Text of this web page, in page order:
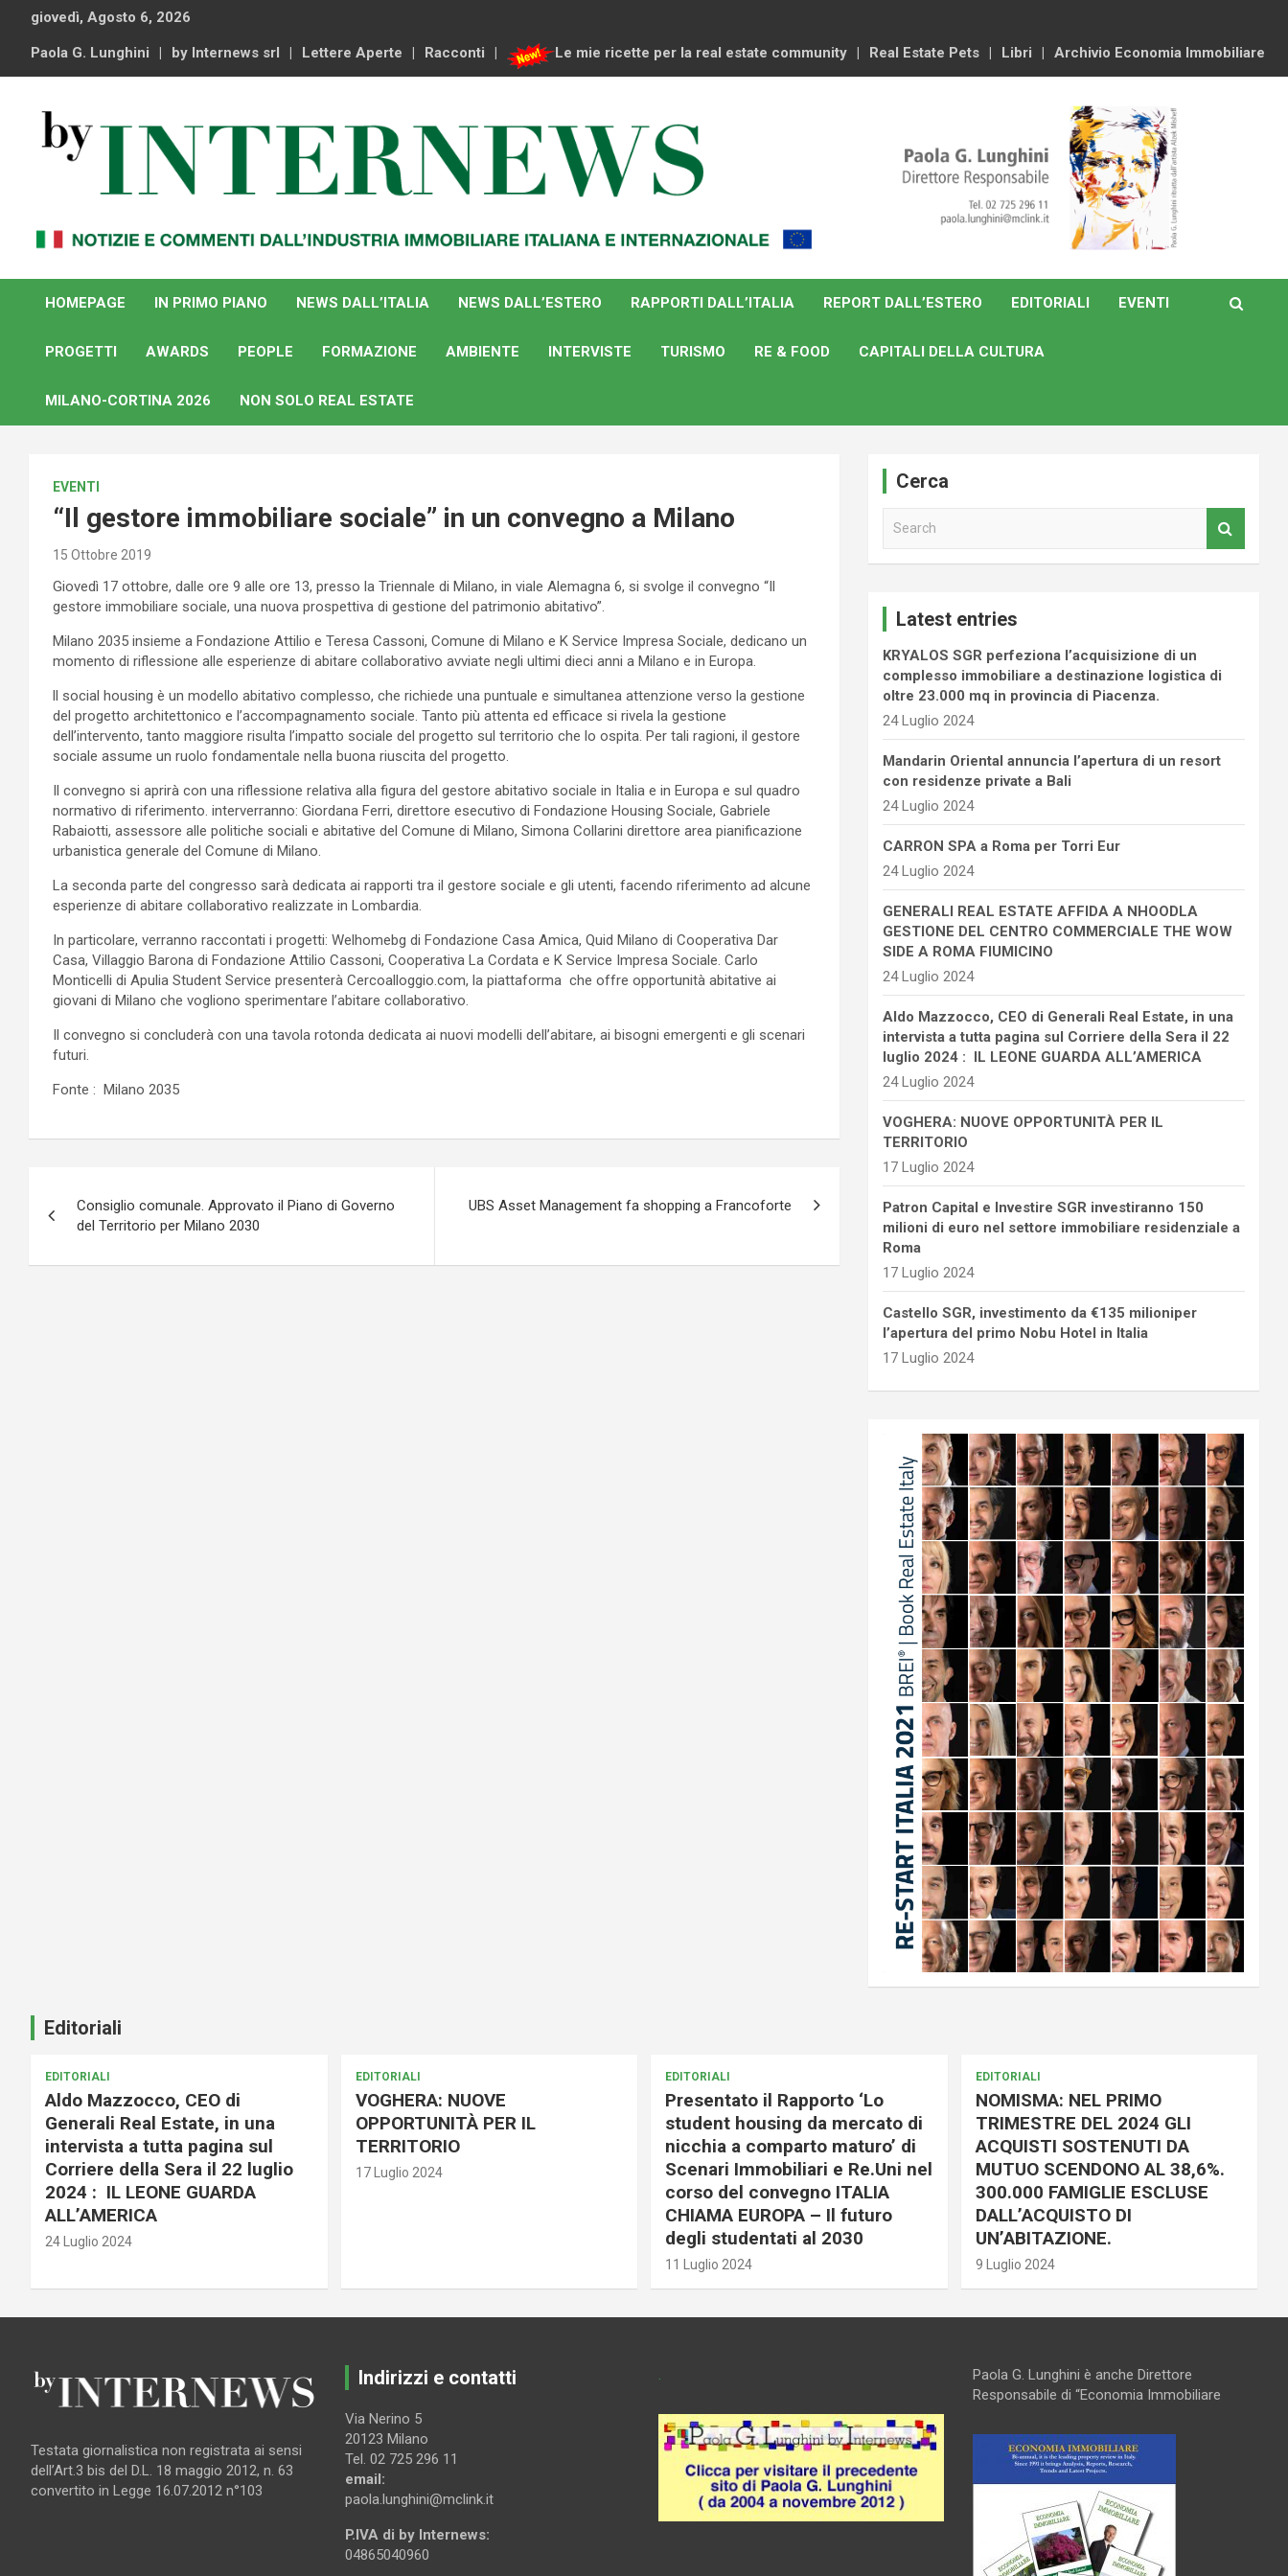
content
giovedì, Agosto 6, 2026
Paola G. Lunghini by Internews srl Lettere Aperte Racconti Le mie ricette per la real estate community Real Estate Pets Libri Archivio Economia Immobiliare
By Internews
internazionale
HOMEPAGE
IN PRIMO PIANO NEWS DALL’ITALIA NEWS DALL’ESTERO RAPPORTI DALL’ITALIA REPORT DALL’ESTERO EDITORIALI EVENTI
PROGETTI AWARDS PEOPLE FORMAZIONE AMBIENTE INTERVISTE TURISMO RE & FOOD CAPITALI DELLA CULTURA
MILANO-CORTINA 2026 NON SOLO REAL ESTATE
EVENTI
“Il gestore immobiliare sociale” in un convegno a Milano
15 Ottobre 2019
Giovedì 17 ottobre, dalle ore 9 alle ore 13, presso la Triennale di Milano, in viale Alemagna 6, si svolge il convegno “Il
gestore immobiliare sociale, una nuova prospettiva di gestione del patrimonio abitativo”.
Milano 2035 insieme a Fondazione Attilio e Teresa Cassoni, Comune di Milano e K Service Impresa Sociale, dedicano un
momento di riflessione alle esperienze di abitare collaborativo avviate negli ultimi dieci anni a Milano e in Europa.
ll social housing è un modello abitativo complesso, che richiede una puntuale e simultanea attenzione verso la gestione
del progetto architettonico e l’accompagnamento sociale. Tanto più attenta ed efficace si rivela la gestione
dell’intervento, tanto maggiore risulta l’impatto sociale del progetto sul territorio che lo ospita. Per tali ragioni, il gestore
sociale assume un ruolo fondamentale nella buona riuscita del progetto.
Il convegno si aprirà con una riflessione relativa alla figura del gestore abitativo sociale in Italia e in Europa e sul quadro
normativo di riferimento. interverranno: Giordana Ferri, direttore esecutivo di Fondazione Housing Sociale, Gabriele
Rabaiotti, assessore alle politiche sociali e abitative del Comune di Milano, Simona Collarini direttore area pianificazione
urbanistica generale del Comune di Milano.
La seconda parte del congresso sarà dedicata ai rapporti tra il gestore sociale e gli utenti, facendo riferimento ad alcune
esperienze di abitare collaborativo realizzate in Lombardia.
In particolare, verranno raccontati i progetti: Welhomebg di Fondazione Casa Amica, Quid Milano di Cooperativa Dar
Casa, Villaggio Barona di Fondazione Attilio Cassoni, Cooperativa La Cordata e K Service Impresa Sociale. Carlo
Monticelli di Apulia Student Service presenterà Cercoalloggio.com, la piattaforma che offre opportunità abitative ai
giovani di Milano che vogliono sperimentare l’abitare collaborativo.
Il convegno si concluderà con una tavola rotonda dedicata ai nuovi modelli dell’abitare, ai bisogni emergenti e gli scenari
futuri.
Fonte : Milano 2035
articoli
Consiglio comunale. Approvato il Piano di Governo
del Territorio per Milano 2030
UBS Asset Management fa shopping a Francoforte
Cerca
Latest entries
KRYALOS SGR perfeziona l’acquisizione di un
complesso immobiliare a destinazione logistica di
oltre 23.000 mq in provincia di Piacenza.
24 Luglio 2024
Mandarin Oriental annuncia l’apertura di un resort
con residenze private a Bali
24 Luglio 2024
CARRON SPA a Roma per Torri Eur
24 Luglio 2024
GENERALI REAL ESTATE AFFIDA A NHOODLA
GESTIONE DEL CENTRO COMMERCIALE THE WOW
SIDE A ROMA FIUMICINO
24 Luglio 2024
Aldo Mazzocco, CEO di Generali Real Estate, in una
intervista a tutta pagina sul Corriere della Sera il 22
luglio 2024 : IL LEONE GUARDA ALL’AMERICA
24 Luglio 2024
VOGHERA: NUOVE OPPORTUNITÀ PER IL
TERRITORIO
17 Luglio 2024
Patron Capital e Investire SGR investiranno 150
milioni di euro nel settore immobiliare residenziale a
Roma
17 Luglio 2024
Castello SGR, investimento da €135 milioniper
l’apertura del primo Nobu Hotel in Italia
17 Luglio 2024
Editoriali
EDITORIALI
Aldo Mazzocco, CEO di
Generali Real Estate, in una
intervista a tutta pagina sul
Corriere della Sera il 22 luglio
2024 : IL LEONE GUARDA
ALL’AMERICA
24 Luglio 2024
EDITORIALI
VOGHERA: NUOVE
OPPORTUNITÀ PER IL
TERRITORIO
17 Luglio 2024
EDITORIALI
Presentato il Rapporto ‘Lo
student housing da mercato di
nicchia a comparto maturo’ di
Scenari Immobiliari e Re.Uni nel
corso del convegno ITALIA
CHIAMA EUROPA – Il futuro
degli studentati al 2030
11 Luglio 2024
EDITORIALI
NOMISMA: NEL PRIMO
TRIMESTRE DEL 2024 GLI
ACQUISTI SOSTENUTI DA
MUTUO SCENDONO AL 38,6%.
300.000 FAMIGLIE ESCLUSE
DALL’ACQUISTO DI
UN’ABITAZIONE.
9 Luglio 2024
Testata giornalistica non registrata ai sensi
dell’Art.3 bis del D.L. 18 maggio 2012, n. 63
convertito in Legge 16.07.2012 n°103
Indirizzi e contatti
Via Nerino 5
20123 Milano
Tel. 02 725 296 11
email:
paola.lunghini@mclink.it
P.IVA di by Internews:
04865040960
.
Paola G. Lunghini è anche Direttore
Responsabile di “Economia Immobiliare